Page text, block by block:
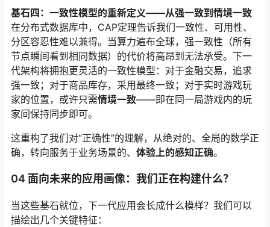
基石四：一致性模型的重新定义——从强一致到情境一致
在分布式数据库中，CAP定理告诉我们一致性、可用性、
分区容忍性难以兼得。当算力遍布全球，强一致性（所有
节点瞬间看到相同数据）的代价将高昂到无法承受。下一
代架构将拥抱更灵活的一致性模型：对于金融交易，追求
强一致；对于商品库存，采用最终一致；对于实时游戏玩
家的位置，或许只需情境一致——即在同一局游戏内的玩
家间保持同步即可。
这重构了我们对“正确性”的理解，从绝对的、全局的数学正
确，转向服务于业务场景的、 体验上的感知正确。
04 面向未来的应用画像：我们正在构建什么？
当这些基石就位，下一代应用会长成什么模样？我们可以
描绘出几个关键特征：